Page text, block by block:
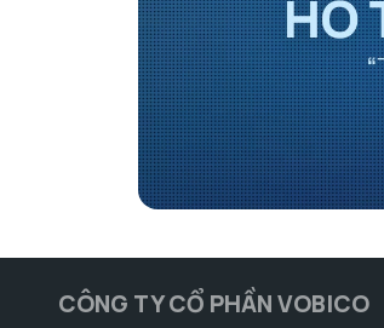
CÔNG TY CỔ PHẦN VOBICO